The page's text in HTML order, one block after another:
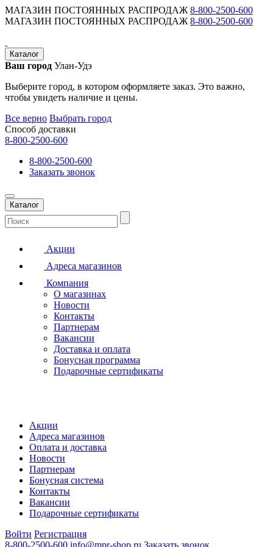
МАГАЗИН ПОСТОЯННЫХ РАСПРОДАЖ 8-800-2500-600
МАГАЗИН ПОСТОЯННЫХ РАСПРОДАЖ 8-800-2500-600
Каталог
Ваш город Улан-Удэ
Выберите город, в котором оформляете заказ. Это важно,
чтобы увидеть наличие и цены.
Все верно Выбрать город
Способ доставки
8-800-2500-600
8-800-2500-600
Заказать звонок
Каталог
Акции
Адреса магазинов
Компания
О магазинах
Новости
Контакты
Партнерам
Вакансии
Доставка и оплата
Бонусная программа
Подарочные сертификаты
Акции
Адреса магазинов
Оплата и доставка
Новости
Партнерам
Бонусная система
Контакты
Вакансии
Подарочные сертификаты
Войти Регистрация
8-800-2500-600 info@mpr-shop.ru Заказать звонок